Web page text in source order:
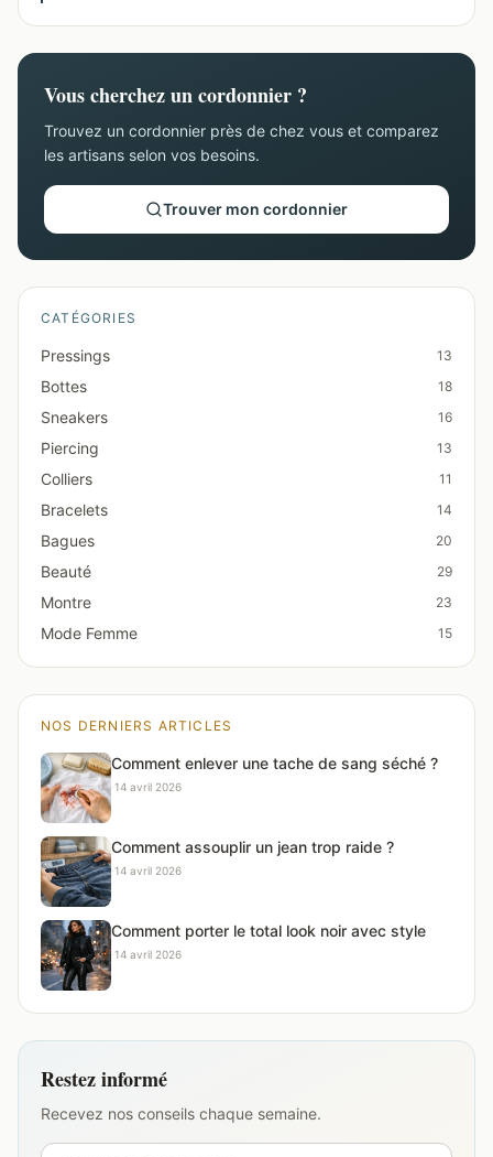
Vous cherchez un cordonnier ?
Trouvez un cordonnier près de chez vous et comparez
les artisans selon vos besoins.
Trouver mon cordonnier
CATÉGORIES
Pressings 13
Bottes 18
Sneakers 16
Piercing 13
Colliers 11
Bracelets 14
Bagues 20
Beauté 29
Montre 23
Mode Femme 15
NOS DERNIERS ARTICLES
Comment enlever une tache de sang séché ?
·14 avril 2026
Comment assouplir un jean trop raide ?
·14 avril 2026
Comment porter le total look noir avec style
·14 avril 2026
Restez informé
Recevez nos conseils chaque semaine.